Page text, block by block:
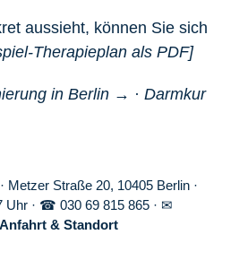
aussieht, können Sie sich
Therapieplan als PDF]
in Berlin → · Darmkur
· Metzer Straße 20, 10405 Berlin ·
Uhr · ☎ 030 69 815 865 · ✉
Anfahrt & Standort